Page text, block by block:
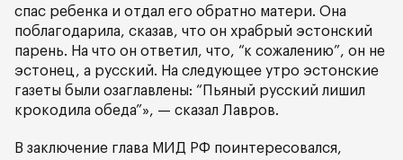
спас ребенка и отдал его обратно матери. Она
поблагодарила, сказав, что он храбрый эстонский
парень. На что он ответил, что, “к сожалению”, он не
эстонец, а русский. На следующее утро эстонские
газеты были озаглавлены: “Пьяный русский лишил
крокодила обеда”», — сказал Лавров.
В заключение глава МИД РФ поинтересовался,